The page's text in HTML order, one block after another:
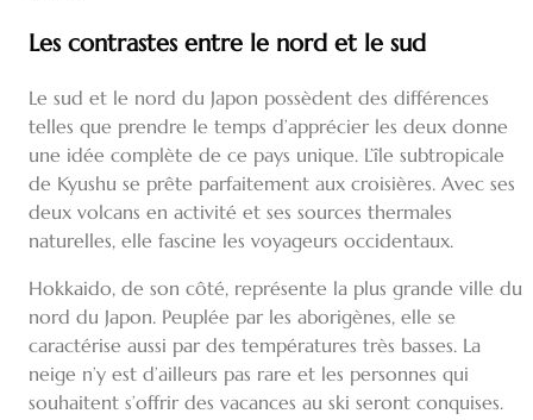
Les contrastes entre le nord et le sud
Le sud et le nord du Japon possèdent des différences
telles que prendre le temps d’apprécier les deux donne
une idée complète de ce pays unique. L’île subtropicale
de Kyushu se prête parfaitement aux croisières. Avec ses
deux volcans en activité et ses sources thermales
naturelles, elle fascine les voyageurs occidentaux.
Hokkaido, de son côté, représente la plus grande ville du
nord du Japon. Peuplée par les aborigènes, elle se
caractérise aussi par des températures très basses. La
neige n’y est d’ailleurs pas rare et les personnes qui
souhaitent s’offrir des vacances au ski seront conquises.